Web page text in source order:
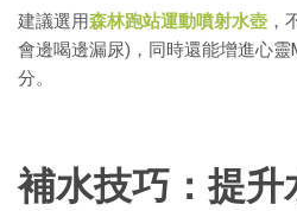
建議選用森林跑站運動噴射水壺 ，
會邊喝邊漏尿)，同時還能增進心
分。
補水技巧：提升